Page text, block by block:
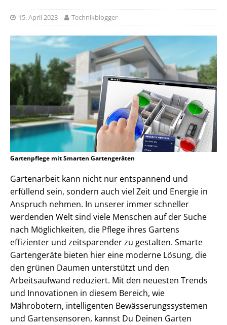
15. April 2023 Technikblogger
Gartenpflege mit Smarten Gartengeräten
Gartenarbeit kann nicht nur entspannend und
erfüllend sein, sondern auch viel Zeit und Energie in
Anspruch nehmen. In unserer immer schneller
werdenden Welt sind viele Menschen auf der Suche
nach Möglichkeiten, die Pflege ihres Gartens
effizienter und zeitsparender zu gestalten. Smarte
Gartengeräte bieten hier eine moderne Lösung, die
den grünen Daumen unterstützt und den
Arbeitsaufwand reduziert. Mit den neuesten Trends
und Innovationen in diesem Bereich, wie
Mährobotern, intelligenten Bewässerungssystemen
und Gartensensoren, kannst Du Deinen Garten